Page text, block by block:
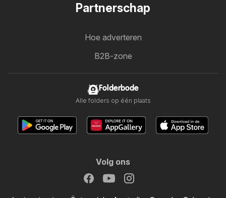
Partnerschap
Hoe adverteren
B2B-zone
Folderbode
Alle folders op één plaats
Volg ons